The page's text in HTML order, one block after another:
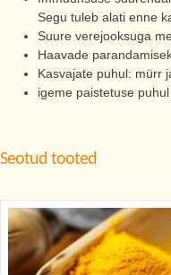
Segu tuleb alati enne
Suure verejooksuga
Haavade
Kasvajate puhul: mürr
igeme paistetuse
Seotud tooted